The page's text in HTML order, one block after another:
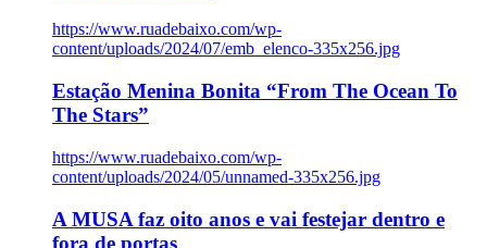
https://www.ruadebaixo.com/wp-
content/uploads/2024/07/emb_elenco-335x256.jpg
Estação Menina Bonita “From The Ocean To
The Stars”
https://www.ruadebaixo.com/wp-
content/uploads/2024/05/unnamed-335x256.jpg
A MUSA faz oito anos e vai festejar dentro e
fora de portas